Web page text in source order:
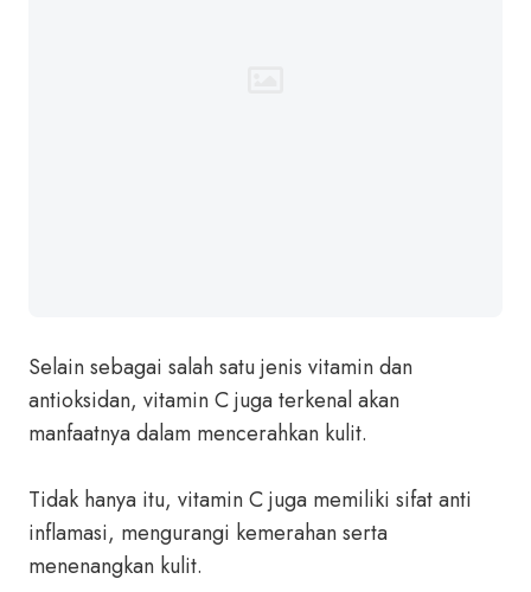
Selain sebagai salah satu jenis vitamin dan
antioksidan, vitamin C juga terkenal akan
manfaatnya dalam mencerahkan kulit.
Tidak hanya itu, vitamin C juga memiliki sifat anti
inflamasi, mengurangi kemerahan serta
menenangkan kulit.